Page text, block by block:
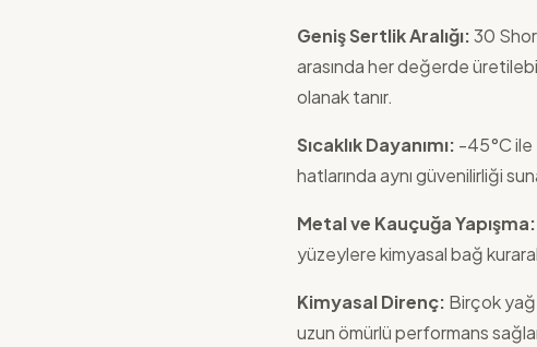
Geniş Sertlik Aralığı:30
arasında her değerde
olanak tanır.
Sıcaklık Dayanımı: -45°C ile
hatlarında aynı güvenilirliği
Metal ve Kauçuğa Yapışma:
yüzeylere kimyasal bağ
Kimyasal Direnç: Birçok
uzun ömürlü performans